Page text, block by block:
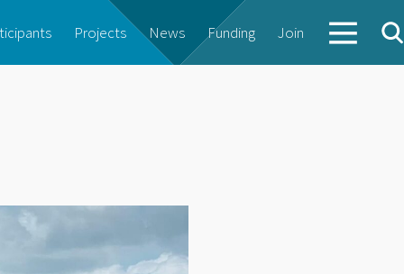
Projects News Funding Join